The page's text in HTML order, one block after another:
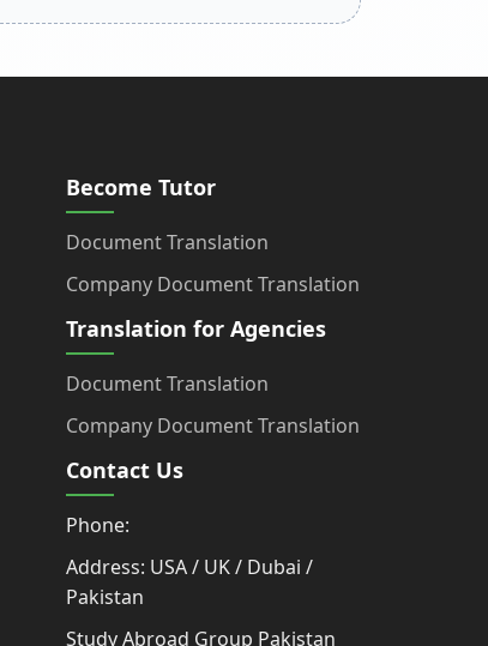
Become Tutor
Document Translation
Company Document Translation
Translation for Agencies
Document Translation
Company Document Translation
Contact Us
Phone:
Address: USA / UK / Dubai /
Pakistan
Study Abroad Group Pakistan